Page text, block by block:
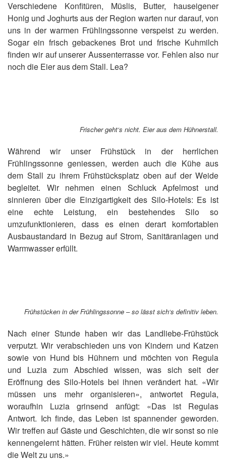
Verschiedene Konfitüren, Müslis, Butter, hauseigener
Honig und Joghurts aus der Region warten nur darauf, von
uns in der warmen Frühlingssonne verspeist zu werden.
Sogar ein frisch gebackenes Brot und frische Kuhmilch
finden wir auf unserer Aussenterrasse vor. Fehlen also nur
noch die Eier aus dem Stall. Lea?
Frischer geht‘s nicht. Eier aus dem Hühnerstall.
Während wir unser Frühstück in der herrlichen
Frühlingssonne geniessen, werden auch die Kühe aus
dem Stall zu ihrem Frühstücksplatz oben auf der Weide
begleitet. Wir nehmen einen Schluck Apfelmost und
sinnieren über die Einzigartigkeit des Silo-Hotels: Es ist
eine echte Leistung, ein bestehendes Silo so
umzufunktionieren, dass es einen derart komfortablen
Ausbaustandard in Bezug auf Strom, Sanitäranlagen und
Warmwasser erfüllt.
Frühstücken in der Frühlingssonne – so lässt sich‘s definitiv leben.
Nach einer Stunde haben wir das Landliebe-Frühstück
verputzt. Wir verabschieden uns von Kindern und Katzen
sowie von Hund bis Hühnern und möchten von Regula
und Luzia zum Abschied wissen, was sich seit der
Eröffnung des Silo-Hotels bei ihnen verändert hat. «Wir
müssen uns mehr organisieren», antwortet Regula,
woraufhin Luzia grinsend anfügt: «Das ist Regulas
Antwort. Ich finde, das Leben ist spannender geworden.
Wir treffen auf Gäste und Geschichten, die wir sonst so nie
kennengelernt hätten. Früher reisten wir viel. Heute kommt
die Welt zu uns.»